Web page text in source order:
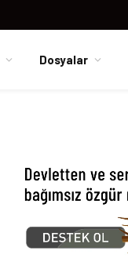
Dosyalar